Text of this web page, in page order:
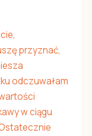
przyznać,
odczuwałam
w ciągu